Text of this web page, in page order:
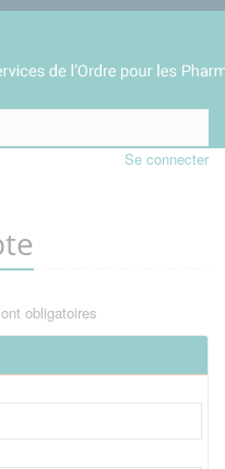
Se connecter
obligatoires